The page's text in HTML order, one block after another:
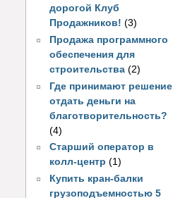
дорогой Клуб
Продажников! (3)
Продажа программного
обеспечения для
строительства (2)
Где принимают решение
отдать деньги на
благотворительность?
(4)
Старший оператор в
колл-центр (1)
Купить кран-балки
грузоподъемностью 5